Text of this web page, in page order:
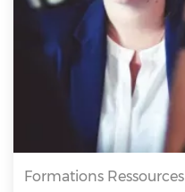
Formations